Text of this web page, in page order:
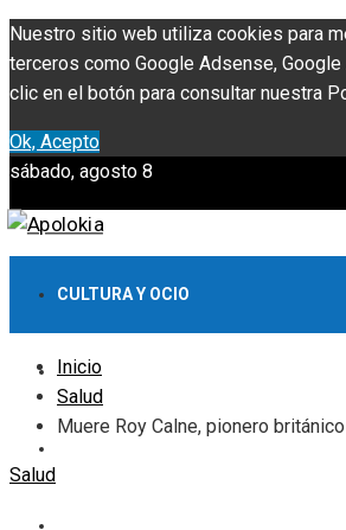
Nuestro sitio web utiliza cookies para
terceros como Google Adsense,
clic en el botón para consultar nuestra
Ok, Acepto
sábado, agosto 8
CULTURA Y OCIO
INVERSIONES Y NEGOCIOS
Inicio
Salud
Muere Roy Calne, pionero
Salud